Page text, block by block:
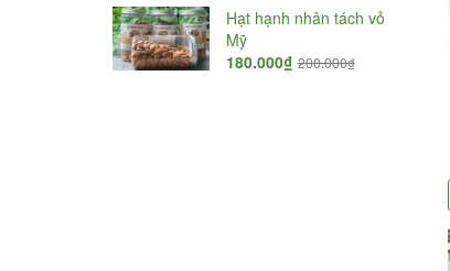
Hạt hạnh nhân tách vỏ
200.000₫
Yến mạch Quaker
520.000₫